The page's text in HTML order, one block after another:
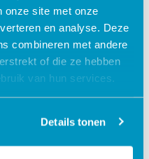
onze site met onze
en analyse. Deze
combineren met andere
of die ze hebben
van hun services.
Details tonen
Kind Informatie Systeem
Roosterplanning
Oudercommunicatie
HR / Salaris
Octopus